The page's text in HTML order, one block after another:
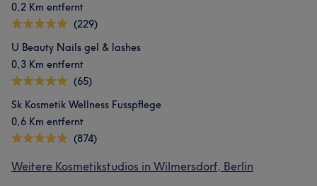
0,2 Km entfernt
(229)
U Beauty Nails gel & lashes
0,3 Km entfernt
(65)
Sk Kosmetik Wellness Fusspflege
0,6 Km entfernt
(874)
Weitere Kosmetikstudios in Wilmersdorf, Berlin